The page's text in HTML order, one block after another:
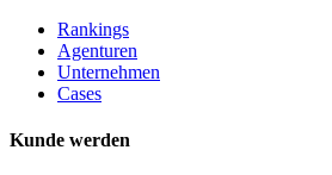
Rankings
Agenturen
Unternehmen
Cases
Kunde werden